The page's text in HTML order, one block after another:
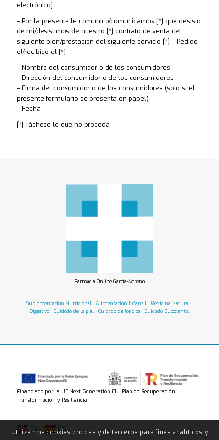
electrónico]:
– Por la presente le comunico/comunicamos [*] que desisto
de mi/desistimos de nuestro [*] contrato de venta del
siguiente bien/prestación del siguiente servicio [*] – Pedido
el/recibido el [*]
– Nombre del consumidor o de los consumidores
– Dirección del consumidor o de los consumidores
– Firma del consumidor o de los consumidores (solo si el
presente formulario se presenta en papel)
– Fecha
[*] Táchese lo que no proceda.
Farmacia Online García-Moreno
Suplementación Nutricional· Alimentación Infantil· Medicina Natural·
Digestivo· Cuidado de la piel· Cuidado de los ojos· Cuidado Bucodental
Financiado por la UE Next Generation EU. Plan de Recuperación
Transformación y Resiliencia.
EN ES
Utilizamos cookies propias y de terceros para fines analíticos y